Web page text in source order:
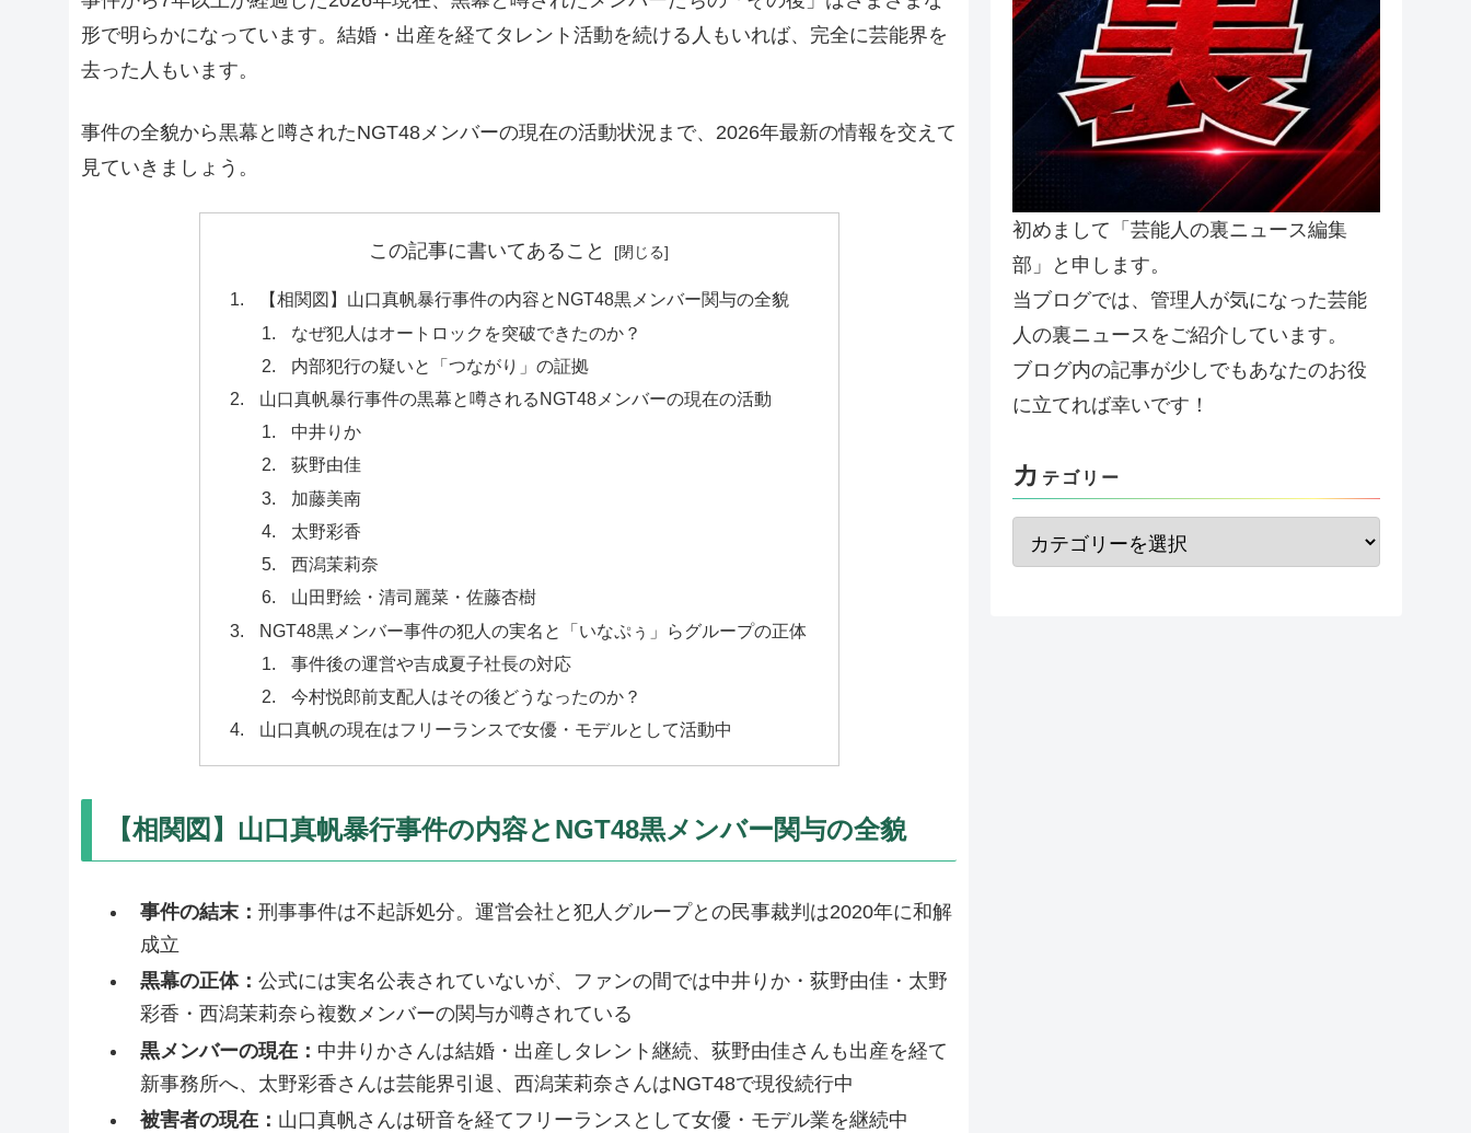
形で明らかになっています。結婚・出産を経てタレント活動を続ける人もいれば、完全に芸能界を
去った人もいます。
事件の全貌から黒幕と噂されたNGT48メンバーの現在の活動状況まで、2026年最新の情報を交えて
見ていきましょう。
この記事に書いてあること
【相関図】山口真帆暴行事件の内容とNGT48黒メンバー関与の全貌
なぜ犯人はオートロックを突破できたのか？
内部犯行の疑いと「つながり」の証拠
山口真帆暴行事件の黒幕と噂されるNGT48メンバーの現在の活動
中井りか
荻野由佳
加藤美南
太野彩香
西潟茉莉奈
山田野絵・清司麗菜・佐藤杏樹
NGT48黒メンバー事件の犯人の実名と「いなぷぅ」らグループの正体
事件後の運営や吉成夏子社長の対応
今村悦郎前支配人はその後どうなったのか？
山口真帆の現在はフリーランスで女優・モデルとして活動中
【相関図】山口真帆暴行事件の内容とNGT48黒メンバー関与の全貌
事件の結末： 刑事事件は不起訴処分。運営会社と犯人グループとの民事裁判は2020年に和解
成立
黒幕の正体： 公式には実名公表されていないが、ファンの間では中井りか・荻野由佳・太野
彩香・西潟茉莉奈ら複数メンバーの関与が噂されている
黒メンバーの現在： 中井りかさんは結婚・出産しタレント継続、荻野由佳さんも出産を経て
新事務所へ、太野彩香さんは芸能界引退、西潟茉莉奈さんはNGT48で現役続行中
被害者の現在： 山口真帆さんは研音を経てフリーランスとして女優・モデル業を継続中
初めまして「芸能人の裏ニュース編集
部」と申します。
当ブログでは、管理人が気になった芸能
人の裏ニュースをご紹介しています。
ブログ内の記事が少しでもあなたのお役
に立てれば幸いです！
カ テゴリー